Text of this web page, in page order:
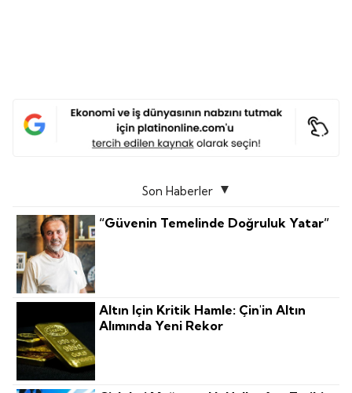
Son Haberler
“Güvenin Temelinde Doğruluk Yatar”
Altın Için Kritik Hamle: Çin'in Altın
Alımında Yeni Rekor